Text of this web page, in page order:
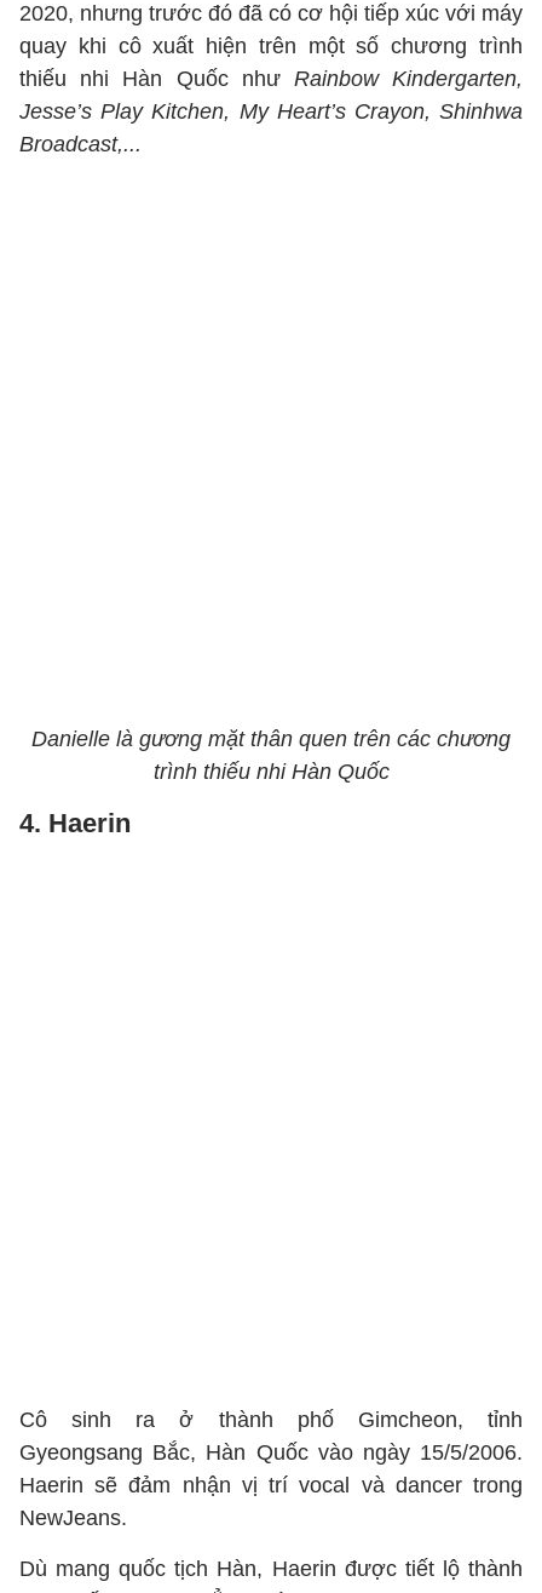
2020, nhưng trước đó đã có cơ hội tiếp xúc với máy
quay khi cô xuất hiện trên một số chương trình
thiếu nhi Hàn Quốc như Rainbow Kindergarten,
Jesse’s Play Kitchen, My Heart’s Crayon, Shinhwa
Broadcast,...
Danielle là gương mặt thân quen trên các chương
trình thiếu nhi Hàn Quốc
4. Haerin
Cô sinh ra ở thành phố Gimcheon, tỉnh
Gyeongsang Bắc, Hàn Quốc vào ngày 15/5/2006.
Haerin sẽ đảm nhận vị trí vocal và dancer trong
NewJeans.
Dù mang quốc tịch Hàn, Haerin được tiết lộ thành